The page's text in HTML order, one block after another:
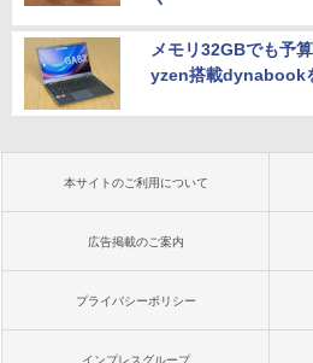
メモリ32GBでも予
yzen搭載dynabook
本サイトのご利用について
広告掲載のご案内
プライバシーポリシー